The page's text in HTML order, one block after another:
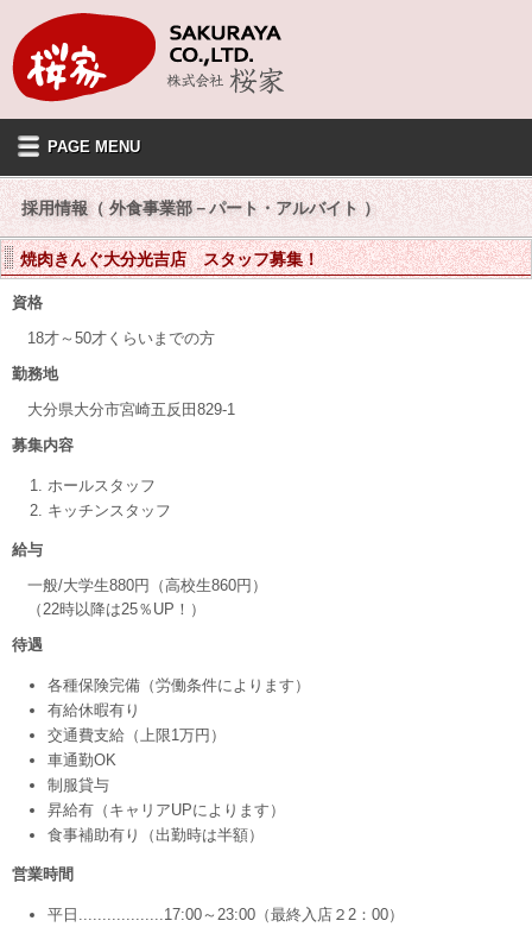
PAGE MENU
採用情報（ 外食事業部－パート・アルバイト ）
焼肉きんぐ大分光吉店 スタッフ募集！
資格
18才～50才くらいまでの方
勤務地
大分県大分市宮崎五反田829-1
募集内容
ホールスタッフ
キッチンスタッフ
給与
一般/大学生880円（高校生860円）
（22時以降は25％UP！）
待遇
各種保険完備（労働条件によります）
有給休暇有り
交通費支給（上限1万円）
車通勤OK
制服貸与
昇給有（キャリアUPによります）
食事補助有り（出勤時は半額）
営業時間
平日..................17:00～23:00（最終入店２2：00）